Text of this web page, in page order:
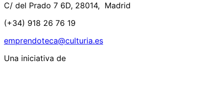
C/ del Prado 7 6D, 28014, Madrid
(+34) 918 26 76 19
emprendoteca@culturia.es
Una iniciativa de